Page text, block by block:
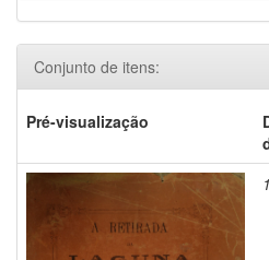
Conjunto de itens:
Pré-visualização